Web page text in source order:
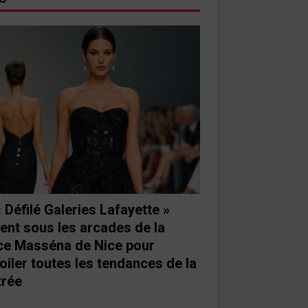
Défilé Galeries Lafayette »
sous les arcades de la
Masséna de Nice pour
toutes les tendances de la